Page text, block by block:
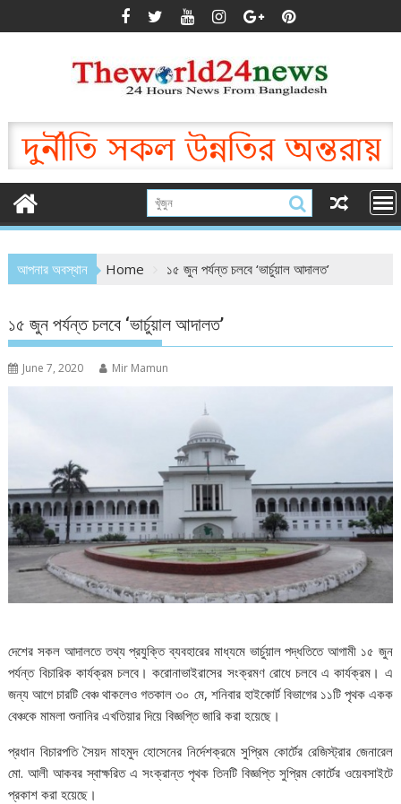
to
আপনার অবস্থান Home ১৫ জুন পর্যন্ত চলবে ‘ভার্চুয়াল আদালত’
১৫ জুন পর্যন্ত চলবে ‘ভার্চুয়াল আদালত’
June 7, 2020 Mir Mamun
দেশের সকল আদালতে তথ্য প্রযুক্তি ব্যবহারের মাধ্যমে ভার্চুয়াল পদ্ধতিতে আগামী ১৫ জুন
পর্যন্ত বিচারিক কার্যক্রম চলবে। করোনাভাইরাসের সংক্রমণ রোধে চলবে এ কার্যক্রম। এ
জন্য আগে চারটি বেঞ্চ থাকলেও গতকাল ৩০ মে, শনিবার হাইকোর্ট বিভাগের ১১টি পৃথক একক
বেঞ্চকে মামলা শুনানির এখতিয়ার দিয়ে বিজ্ঞপ্তি জারি করা হয়েছে।
প্রধান বিচারপতি সৈয়দ মাহমুদ হোসেনের নির্দেশক্রমে সুপ্রিম কোর্টের রেজিস্ট্রার জেনারেল
মো. আলী আকবর স্বাক্ষরিত এ সংক্রান্ত পৃথক তিনটি বিজ্ঞপ্তি সুপ্রিম কোর্টের ওয়েবসাইটে
প্রকাশ করা হয়েছে।